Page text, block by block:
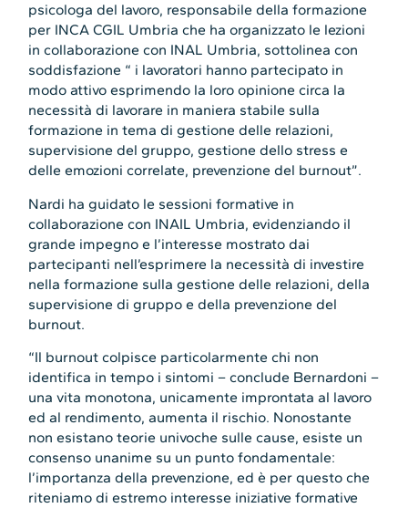
psicologa del lavoro, responsabile della formazione
per INCA CGIL Umbria che ha organizzato le lezioni
in collaborazione con INAL Umbria, sottolinea con
soddisfazione “ i lavoratori hanno partecipato in
modo attivo esprimendo la loro opinione circa la
necessità di lavorare in maniera stabile sulla
formazione in tema di gestione delle relazioni,
supervisione del gruppo, gestione dello stress e
delle emozioni correlate, prevenzione del burnout”.
Nardi ha guidato le sessioni formative in
collaborazione con INAIL Umbria, evidenziando il
grande impegno e l’interesse mostrato dai
partecipanti nell’esprimere la necessità di investire
nella formazione sulla gestione delle relazioni, della
supervisione di gruppo e della prevenzione del
burnout.
“Il burnout colpisce particolarmente chi non
identifica in tempo i sintomi – conclude Bernardoni –
una vita monotona, unicamente improntata al lavoro
ed al rendimento, aumenta il rischio. Nonostante
non esistano teorie univoche sulle cause, esiste un
consenso unanime su un punto fondamentale:
l’importanza della prevenzione, ed è per questo che
riteniamo di estremo interesse iniziative formative